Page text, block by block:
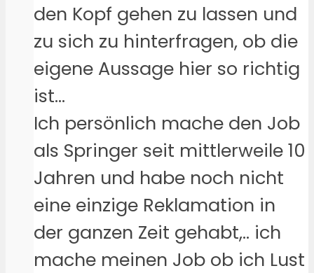
den Kopf gehen zu lassen und
zu sich zu hinterfragen, ob die
eigene Aussage hier so richtig
ist…
Ich persönlich mache den Job
als Springer seit mittlerweile 10
Jahren und habe noch nicht
eine einzige Reklamation in
der ganzen Zeit gehabt,.. ich
mache meinen Job ob ich Lust